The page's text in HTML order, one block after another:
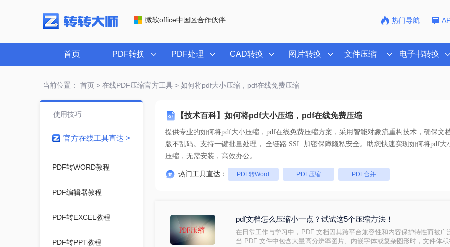
微软office中国区合作伙伴 热门导航
首页 PDF转换 PDF处理 CAD转换 图片转换 文件压缩 电子书转换
当前位置： 首页> 在线PDF压缩官方工具> 如何将pdf大小压缩，pdf在线免费压缩
【技术百科】如何将pdf大小压缩，pdf在线免费压缩
提供专业的如何将pdf大小压缩，pdf在线免费压缩方案，采用智能对象流重构技术，确保文
版不乱码。支持一键批量处理， 全链路 SSL 加密保障隐私安全。助您快速实现如何将pdf大
压缩，无需安装，高效办公。
热门工具直达： PDF转Word PDF压缩 PDF合并
使用技巧
官方在线工具直达 >
PDF转WORD教程
PDF编辑器教程
PDF转EXCEL教程
PDF转PPT教程
pdf文档怎么压缩小一点？试试这5个压缩方法！
在日常工作与学习中，PDF 文档因其跨平台兼容性和内容保护特性而被广
当 PDF 文件中包含大量高分辨率图片、内嵌字体或复杂图形时，文件体